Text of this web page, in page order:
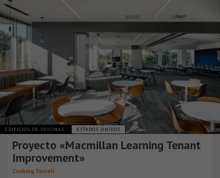
EDIFICIOS DE OFICINAS ESTADOS UNIDOS
Proyecto «Macmillan Learning Tenant
Improvement»
Cushing Terrell